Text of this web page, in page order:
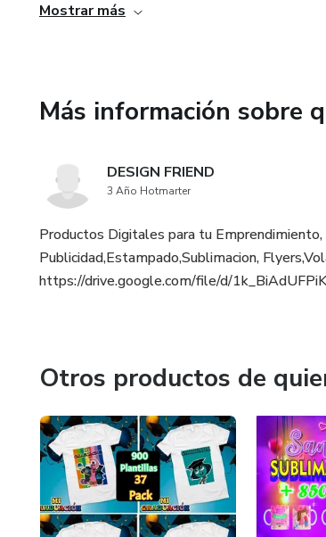
- GRADUACION UNIVERSITARIA O
FORMATO PSD,COREL
Mostrar más
Más información sobre
DESIGN FRIEND
3 Año Hotmarter
Productos Digitales para tu
Publicidad,Estampado,Sublimacion,
https://drive.google.com/file/d/
Otros productos de